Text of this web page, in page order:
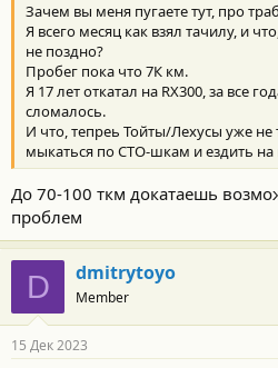
и
:
Зачем вы меня пугаете тут, про
Я всего месяц как взял тачилу, и
не поздно?
Пробег пока что 7К км.
Я 17 лет откатал на RX300, за все
сломалось.
И что, тепреь Тойты/Лехусы уже не
мыкаться по СТО-шкам и ездить на
До 70-100 ткм докатаешь
проблем
D dmitrytoyo
Member
15 Дек 2023